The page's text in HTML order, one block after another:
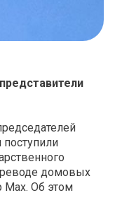
домовых
Об этом